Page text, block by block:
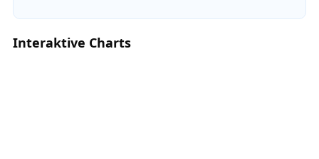
Interaktive Charts